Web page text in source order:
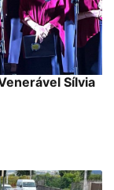
Sílvia